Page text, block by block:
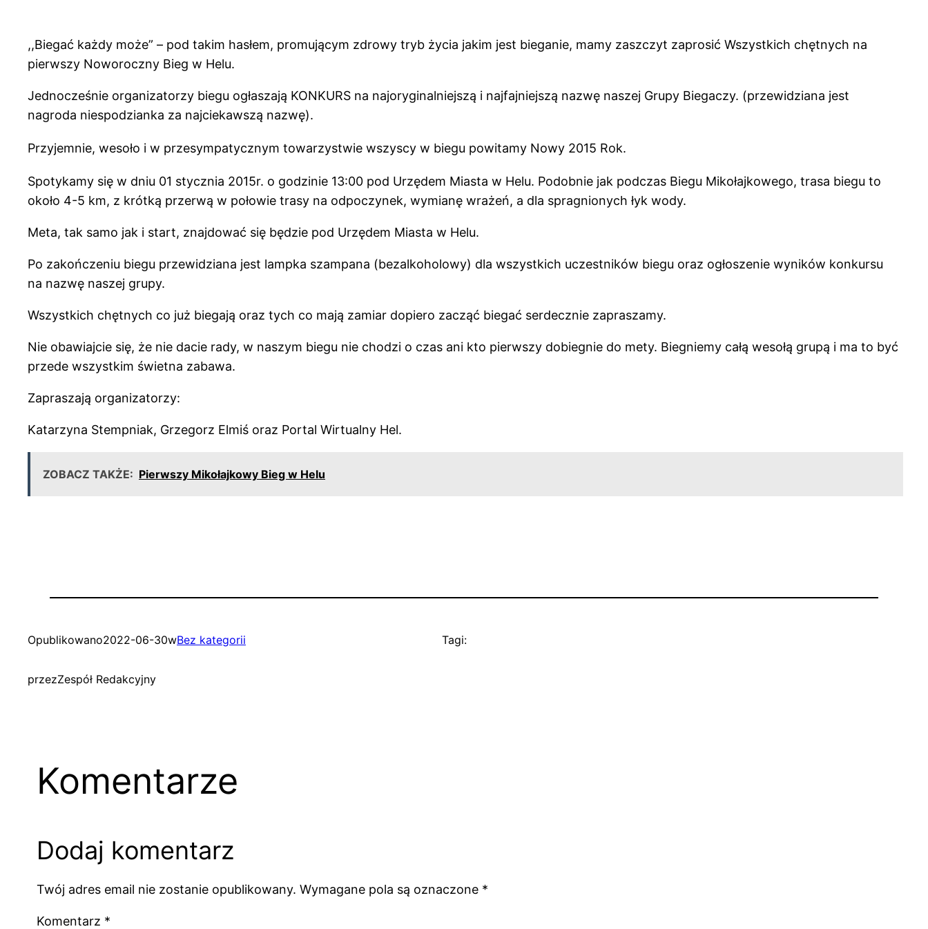
,,Biegać każdy może” – pod takim hasłem, promującym zdrowy tryb życia jakim jest bieganie, mamy zaszczyt zaprosić Wszystkich chętnych na
pierwszy Noworoczny Bieg w Helu.
Jednocześnie organizatorzy biegu ogłaszają KONKURS na najoryginalniejszą i najfajniejszą nazwę naszej Grupy Biegaczy. (przewidziana jest
nagroda niespodzianka za najciekawszą nazwę).
Przyjemnie, wesoło i w przesympatycznym towarzystwie wszyscy w biegu powitamy Nowy 2015 Rok.
Spotykamy się w dniu 01 stycznia 2015r. o godzinie 13:00 pod Urzędem Miasta w Helu. Podobnie jak podczas Biegu Mikołajkowego, trasa biegu to
około 4-5 km, z krótką przerwą w połowie trasy na odpoczynek, wymianę wrażeń, a dla spragnionych łyk wody.
Meta, tak samo jak i start, znajdować się będzie pod Urzędem Miasta w Helu.
Po zakończeniu biegu przewidziana jest lampka szampana (bezalkoholowy) dla wszystkich uczestników biegu oraz ogłoszenie wyników konkursu
na nazwę naszej grupy.
Wszystkich chętnych co już biegają oraz tych co mają zamiar dopiero zacząć biegać serdecznie zapraszamy.
Nie obawiajcie się, że nie dacie rady, w naszym biegu nie chodzi o czas ani kto pierwszy dobiegnie do mety. Biegniemy całą wesołą grupą i ma to być
przede wszystkim świetna zabawa.
Zapraszają organizatorzy:
Katarzyna Stempniak, Grzegorz Elmiś oraz Portal Wirtualny Hel.
ZOBACZ TAKŻE: Pierwszy Mikołajkowy Bieg w Helu
Opublikowano2022-06-30wBez kategorii
przezZespół Redakcyjny
Tagi:
Komentarze
Dodaj komentarz
Twój adres email nie zostanie opublikowany. Wymagane pola są oznaczone *
Komentarz *